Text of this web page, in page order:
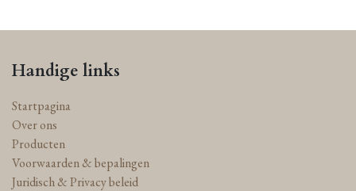
Handige links
Startpagina
Over ons
Producten
Voorwaarden & bepalingen
Juridisch & Privacy beleid